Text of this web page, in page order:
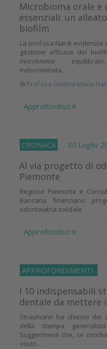
Microbioma orale
essenziali: un
biofilm
La prof.ssa Nardi evidenzia
gestione efficace del
microbioma
indiscriminata...
di Prof.ssa Gianna Maria
Approfondisci
CRONACA 30 Luglio
Al via progetto di
Piemonte
Regione Piemonte e
Bancaria finanziano
odontoiatria solidale
Approfondisci
APPROFONDIMENTI
I 10 indispensabili
dentale da mettere
Straumann ha chiesto dei
della stampa
Suggerimenti che, se
vostri...